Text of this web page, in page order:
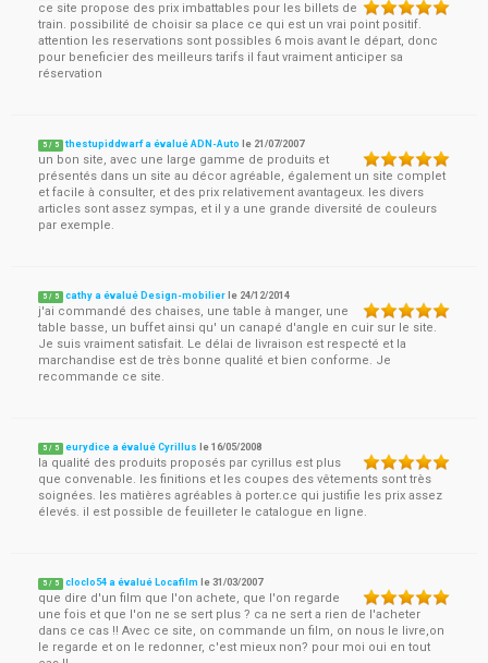
ce site propose des prix imbattables pour les billets de
train. possibilité de choisir sa place ce qui est un vrai point positif.
attention les reservations sont possibles 6 mois avant le départ, donc
pour beneficier des meilleurs tarifs il faut vraiment anticiper sa
réservation
5 / 5 thestupiddwarf a évalué ADN-Auto le 21/07/2007
un bon site, avec une large gamme de produits et
présentés dans un site au décor agréable, également un site complet
et facile à consulter, et des prix relativement avantageux. les divers
articles sont assez sympas, et il y a une grande diversité de couleurs
par exemple.
5 / 5 cathy a évalué Design-mobilier le 24/12/2014
j'ai commandé des chaises, une table à manger, une
table basse, un buffet ainsi qu' un canapé d'angle en cuir sur le site.
Je suis vraiment satisfait. Le délai de livraison est respecté et la
marchandise est de très bonne qualité et bien conforme. Je
recommande ce site.
5 / 5 eurydice a évalué Cyrillus le16/05/2008
la qualité des produits proposés par cyrillus est plus
que convenable. les finitions et les coupes des vêtements sont très
soignées. les matières agréables à porter.ce qui justifie les prix assez
élevés. il est possible de feuilleter le catalogue en ligne.
5 / 5 cloclo54 a évalué Locafilm le31/03/2007
que dire d'un film que l'on achete, que l'on regarde
une fois et que l'on ne se sert plus ? ca ne sert a rien de l'acheter
dans ce cas !! Avec ce site, on commande un film, on nous le livre,on
le regarde et on le redonner, c'est mieux non? pour moi oui en tout